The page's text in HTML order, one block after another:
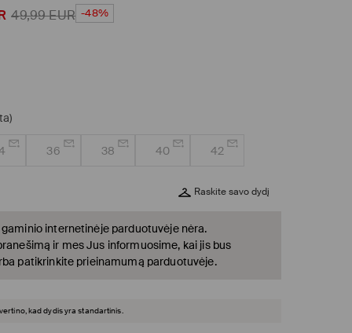
49,99EUR -48%
36 38 40 42
Raskite savo dydį
internetinėje parduotuvėje nėra.
ir mes Jus informuosime, kai jis bus
patikrinkite prieinamumą parduotuvėje.
kad dydis yra standartinis.